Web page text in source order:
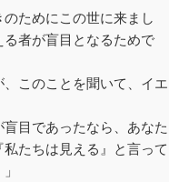
ためにこの世に来まし
者が盲目となるためで
このことを聞いて、イエ
目であったなら、あなた
たちは見える』と言って